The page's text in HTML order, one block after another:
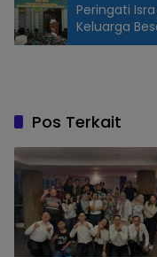
Peringati
Keluarga
Mengenal
Pos Terkait